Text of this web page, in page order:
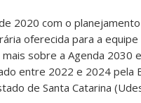
2020 com o
oferecida para a
sobre a Agenda 2030
entre 2022 e 2024 pela
de Santa Catarina